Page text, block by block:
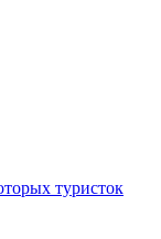
туристок